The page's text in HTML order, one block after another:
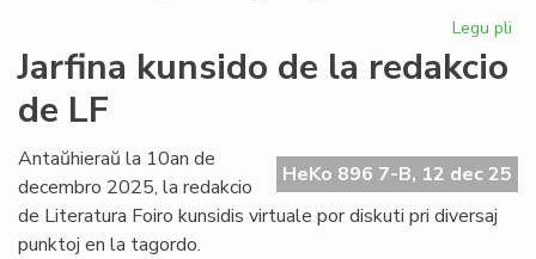
Legu pli
pri
Jarfina kunsido de la redakcio
de LF
HeKo 896 7-B, 12 dec 25
Antaŭhieraŭ la 10an de
decembro 2025, la redakcio
de Literatura Foiro kunsidis virtuale por diskuti pri diversaj
punktoj en la tagordo.